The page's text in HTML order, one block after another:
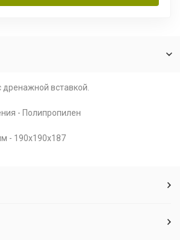
вставкой.
- Полипропилен
- 190х190х187